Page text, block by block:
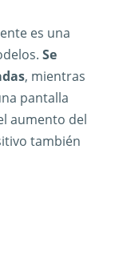
es una
Se
, mientras
pantalla
aumento del
también